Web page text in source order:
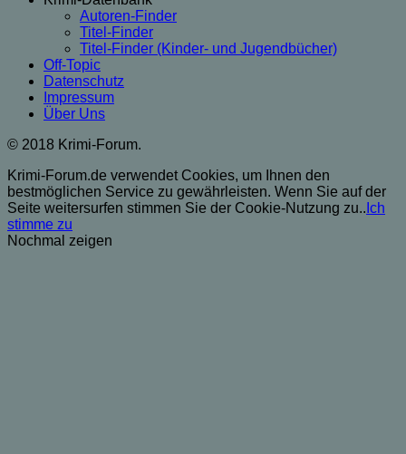
Autoren-Finder
Titel-Finder
Titel-Finder (Kinder- und Jugendbücher)
Off-Topic
Datenschutz
Impressum
Über Uns
© 2018 Krimi-Forum.
Krimi-Forum.de verwendet Cookies, um Ihnen den
bestmöglichen Service zu gewährleisten. Wenn Sie auf der
Seite weitersurfen stimmen Sie der Cookie-Nutzung zu.. Ich
stimme zu
Nochmal zeigen